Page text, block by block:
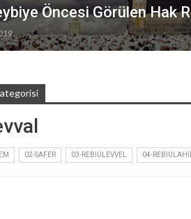
Öncesi Görülen Hak
02-SAFER 03-REBIÜLEVVEL 04-